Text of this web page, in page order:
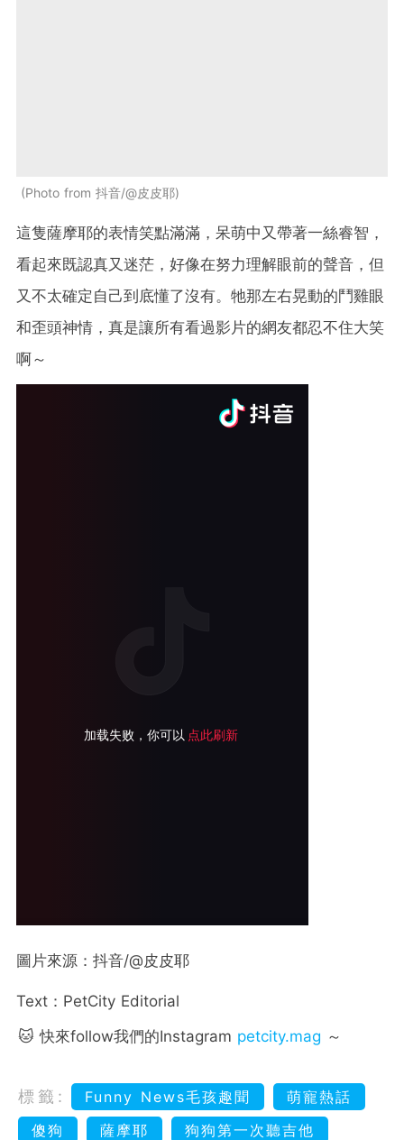
Photo from 抖音/@皮皮耶
這隻薩摩耶的表情笑點滿滿，呆萌中又帶著一絲睿智，
看起來既認真又迷茫，好像在努力理解眼前的聲音，但
又不太確定自己到底懂了沒有。牠那左右晃動的鬥雞眼
和歪頭神情，真是讓所有看過影片的網友都忍不住大笑
啊～
圖片來源：抖音/@皮皮耶
Text：PetCity Editorial
🐱 快來follow我們的Instagram petcity.mag ～
標籤: Funny News毛孩趣聞
萌寵熱話
傻狗
薩摩耶
狗狗第一次聽吉他